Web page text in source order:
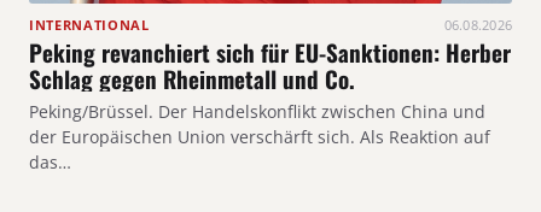
INTERNATIONAL 06.08.2026
Peking revanchiert sich für EU-Sanktionen: Herber
Schlag gegen Rheinmetall und Co.
Peking/Brüssel. Der Handelskonflikt zwischen China und
der Europäischen Union verschärft sich. Als Reaktion auf
das…